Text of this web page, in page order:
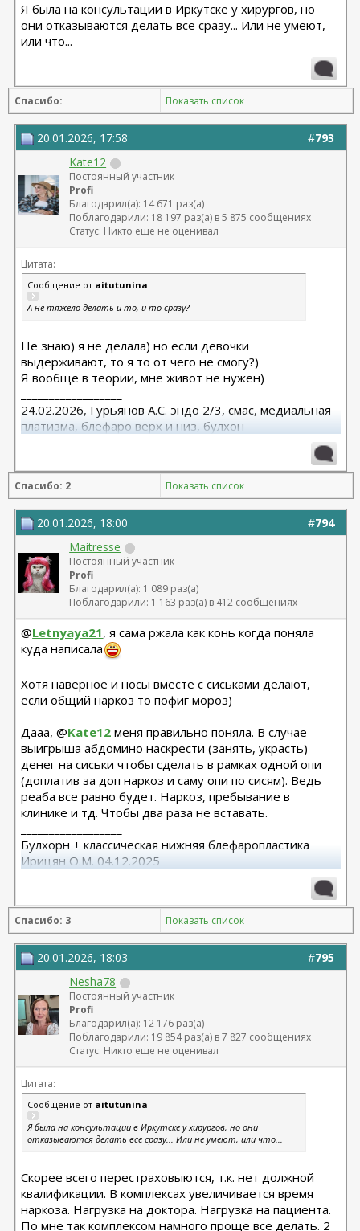
Я была на консультации в Иркутске у хирургов, но
они отказываются делать все сразу... Или не умеют,
или что...
Спасибо: Показать список
#793
20.01.2026, 17:58
Kate12
Постоянный участник
Profi
Благодарил(а): 14 671 раз(а)
Поблагодарили: 18 197 раз(а) в 5 875 сообщениях
Статус: Никто еще не оценивал
Цитата:
Сообщение от aitutunina
А не тяжело делать и то, и то сразу?
Не знаю) я не делала) но если девочки
выдерживают, то я то от чего не смогу?)
Я вообще в теории, мне живот не нужен)
24.02.2026, Гурьянов А.С. эндо 2/3, смас, медиальная
платизма, блефаро верх и низ, булхон
08.2015, allergan 240, 255. Аврамович А.Г., Клиника СЛ
(молодости и красоты)
Спасибо: 2 Показать список
#794
20.01.2026, 18:00
Maitresse
Постоянный участник
Profi
Благодарил(а): 1 089 раз(а)
Поблагодарили: 1 163 раз(а) в 412 сообщениях
@Letnyaya21, я сама ржала как конь когда поняла
куда написала
Хотя наверное и носы вместе с сиськами делают,
если общий наркоз то пофиг мороз)
Дааа, @Kate12 меня правильно поняла. В случае
выигрыша абдомино наскрести (занять, украсть)
денег на сиськи чтобы сделать в рамках одной опи
(доплатив за доп наркоз и саму опи по сисям). Ведь
реаба все равно будет. Наркоз, пребывание в
клинике и тд. Чтобы два раза не вставать.
Булхорн + классическая нижняя блефаропластика
Ирицян О.М. 04.12.2025
Расширенная абдоминопластика + липосакция 360 +
липофилинг средней трети лица Назоев К.В.
22.04.2026
Спасибо: 3 Показать список
#795
20.01.2026, 18:03
Nesha78
Постоянный участник
Profi
Благодарил(а): 12 176 раз(а)
Поблагодарили: 19 854 раз(а) в 7 827 сообщениях
Статус: Никто еще не оценивал
Цитата:
Сообщение от aitutunina
Я была на консультации в Иркутске у хирургов, но они
отказываются делать все сразу... Или не умеют, или что...
Скорее всего перестраховыются, т.к. нет должной
квалификации. В комплексах увеличивается время
наркоза. Нагрузка на доктора. Нагрузка на пациента.
По мне так комплексом намного проще все делать. 2